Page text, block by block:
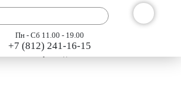
Пн - Сб 11.00 - 19.00
+7 (812) 241-16-15
Производители